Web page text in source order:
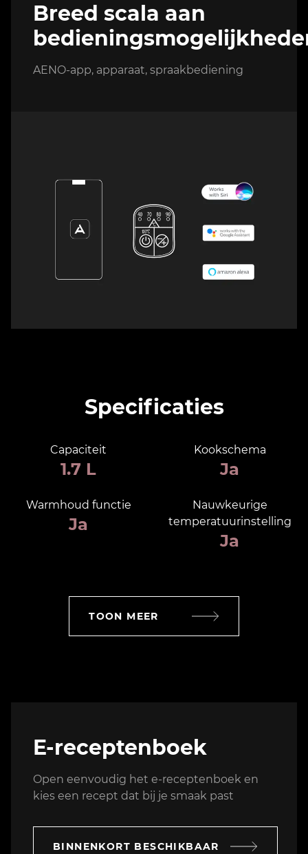
Breed scala aan
AENO-app, apparaat, spraakbediening
Specificaties
Capaciteit
1.7 L
Kookschema
Ja
Warmhoud functie
Ja
Nauwkeurige
temperatuurinstelling
Ja
TOON MEER
E-receptenboek
Open eenvoudig het e-receptenboek en
kies een recept dat bij je smaak past
BINNENKORT BESCHIKBAAR